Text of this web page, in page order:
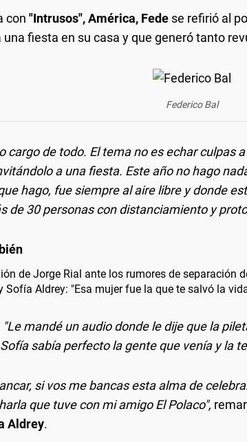
con "Intrusos", América, Fede se refirió al
una fiesta en su casa y que generó tanto
Federico Bal
cargo de todo. El tema no es echar culpas
a una fiesta. Este año no hago
hago, fue siempre al aire libre y donde
de 30 personas con distanciamiento y
de Jorge Rial ante los rumores de separación
Sofía Aldrey: "Esa mujer fue la que te salvó la
"Le mandé un audio donde le dije que la
sabía perfecto la gente que venía y la
si vos me bancas esta alma de
que tuve con mi amigo El Polaco",
Aldrey.